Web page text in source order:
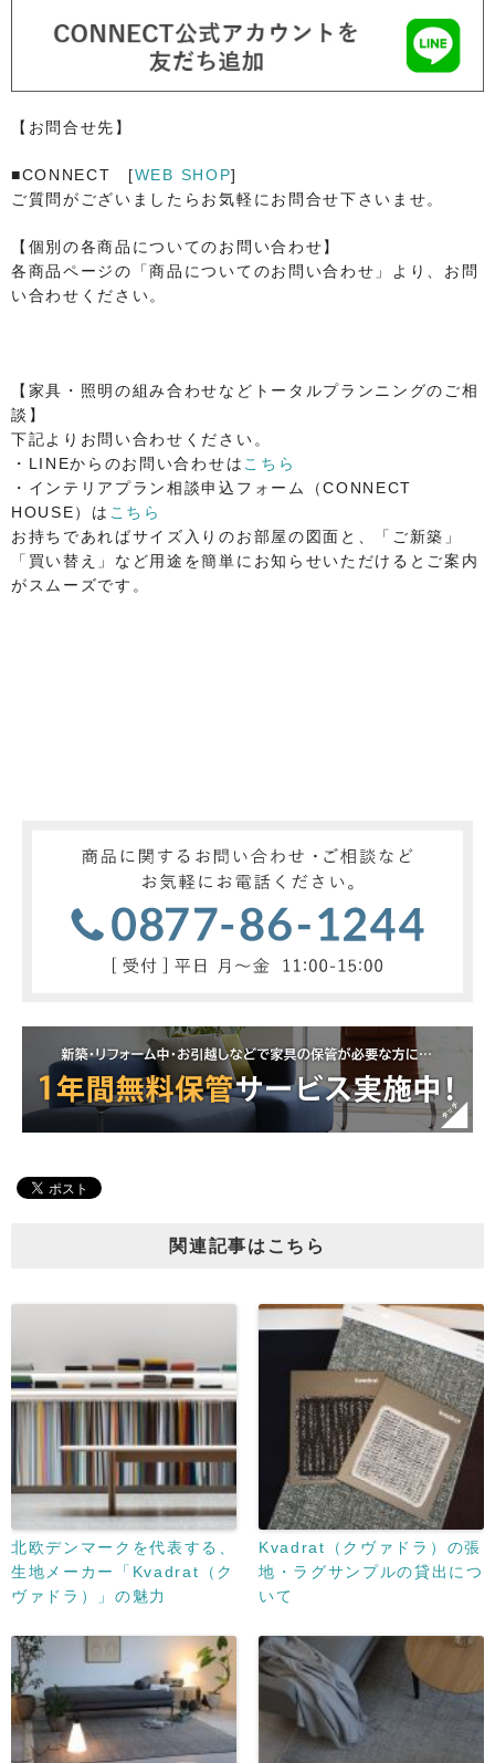
【お問合せ先】
■CONNECT [WEB SHOP]
ご質問がございましたらお気軽にお問合せ下さいませ。
【個別の各商品についてのお問い合わせ】
各商品ページの「商品についてのお問い合わせ」より、お問
い合わせください。
【家具・照明の組み合わせなどトータルプランニングのご相
談】
下記よりお問い合わせください。
・LINEからのお問い合わせは こちら
・インテリアプラン相談申込フォーム（CONNECT
HOUSE）は こちら
お持ちであればサイズ入りのお部屋の図面と、「ご新築」
「買い替え」など用途を簡単にお知らせいただけるとご案内
がスムーズです。
関連記事はこちら
北欧デンマークを代表する、
生地メーカー「Kvadrat（ク
ヴァドラ）」の魅力
Kvadrat（クヴァドラ）の張
地・ラグサンプルの貸出につ
いて